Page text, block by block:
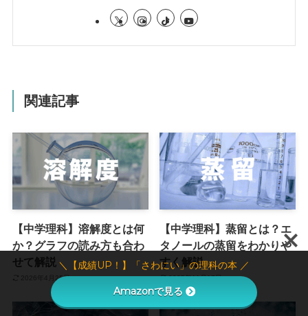
関連記事
【中学理科】溶解度とは何
か？グラフの読み方も合わ
せて解説
2026年4月25日
【中学理科】蒸留とは？エ
タノールの蒸留をわかりや
すく解説
2025年11月17日
＼【成績UP！】「さわにい」の理科の本 ／
Amazonで見る